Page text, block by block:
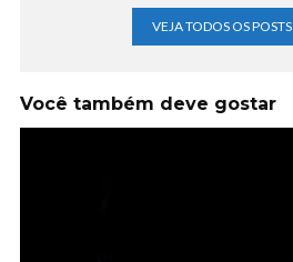
VEJA TODOS OS POSTS
Você também deve gostar